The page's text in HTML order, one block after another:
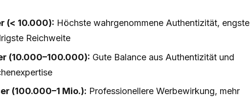
(< 10.000): Höchste wahrgenommene Authentizität, engste
Reichweite
(10.000–100.000): Gute Balance aus Authentizität und
(100.000–1 Mio.): Professionellere Werbewirkung, mehr